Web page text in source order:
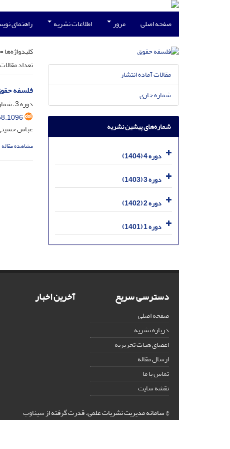
صفحه اصلی مرور اطلاعات نشریه راهنمای
کلیدواژه‌ها
تعداد
فلسفه
دوره 3، شماره 2، دی 1403، صفحه
عباس
مشاهده مقاله
مقالات آماده انتشار
شماره جاری
شماره‌های پیشین نشریه
دوره 4 (1404)
دوره 3 (1403)
دوره 2 (1402)
دوره 1 (1401)
دسترسی سریع
صفحه اصلی
درباره نشریه
اعضای هیات تحریریه
ارسال مقاله
تماس با ما
نقشه سایت
آخرین اخبار
© سامانه مدیریت نشریات علمی.قدرت گرفته ازسیناوب